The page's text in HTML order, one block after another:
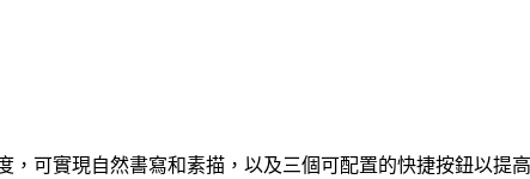
，可實現自然書寫和素描，以及三個可配置的快捷按鈕以提